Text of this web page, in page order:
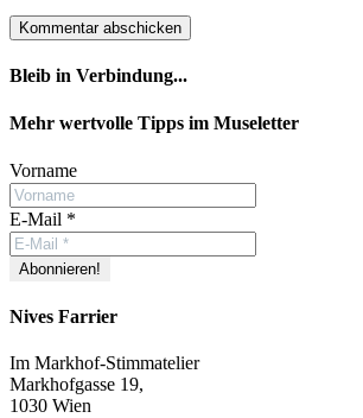
Bleib in Verbindung...
Facebook
YouTube
Instagram
Mehr wertvolle Tipps im Museletter
Vorname
E-Mail *
Nives Farrier
Im Markhof-Stimmatelier
Markhofgasse 19,
1030 Wien